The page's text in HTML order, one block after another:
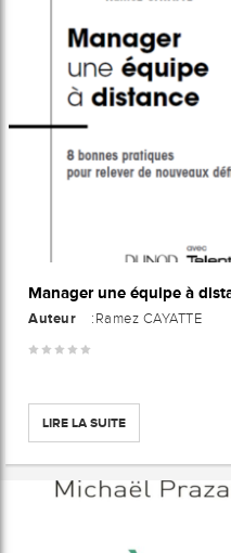
Auteur :Ramez CAYATTE
LIRE LA SUITE